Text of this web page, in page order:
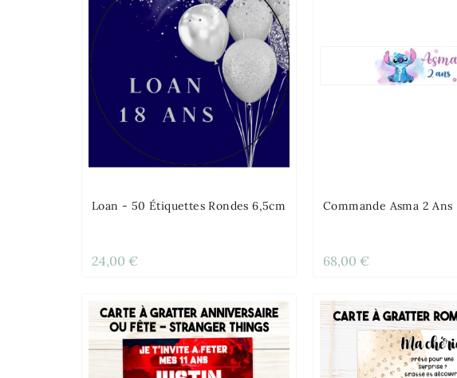
Loan - 50 Étiquettes Rondes 6,5cm
24,00 €
Commande Asma 2 Ans
68,00 €